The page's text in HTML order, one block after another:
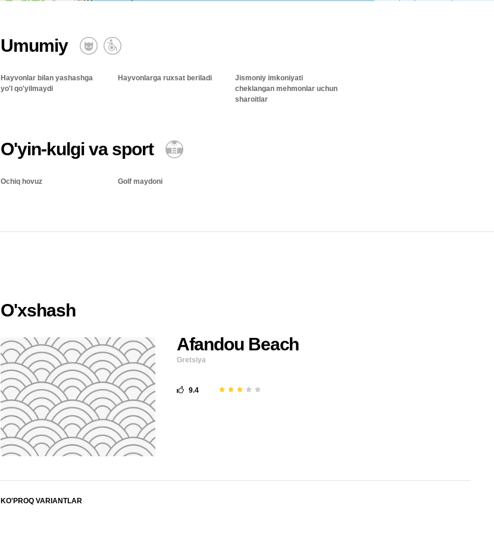
Umumiy
Hayvonlar bilan yashashga
yo'l qo'yilmaydi
Hayvonlarga ruxsat beriladi
Jismoniy imkoniyati
cheklangan mehmonlar uchun
sharoitlar
O'yin-kulgi va sport
Ochiq hovuz Golf maydoni
O'xshash
Afandou Beach
Gretsiya
9.4
KO'PROQ VARIANTLAR